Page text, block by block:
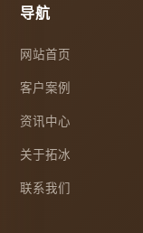
导航
网站首页
客户案例
资讯中心
关于拓冰
联系我们